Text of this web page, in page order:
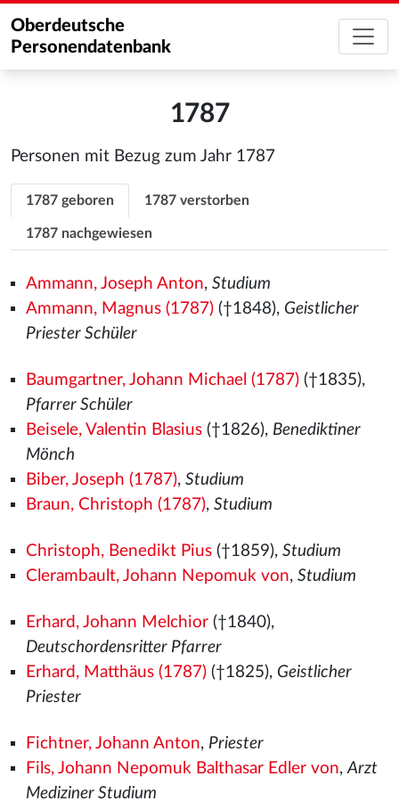
Oberdeutsche
Personendatenbank
1787
Personen mit Bezug zum Jahr 1787
1787 geboren 1787 verstorben
1787 nachgewiesen
Ammann, Joseph Anton, Studium
Ammann, Magnus (1787)(†1848), Geistlicher
Priester Schüler
Baumgartner, Johann Michael (1787)(†1835),
Pfarrer Schüler
Beisele, Valentin Blasius(†1826), Benediktiner
Mönch
Biber, Joseph (1787), Studium
Braun, Christoph (1787), Studium
Christoph, Benedikt Pius(†1859), Studium
Clerambault, Johann Nepomuk von, Studium
Erhard, Johann Melchior(†1840),
Deutschordensritter Pfarrer
Erhard, Matthäus (1787)(†1825), Geistlicher
Priester
Fichtner, Johann Anton, Priester
Fils, Johann Nepomuk Balthasar Edler von,Arzt
Mediziner Studium